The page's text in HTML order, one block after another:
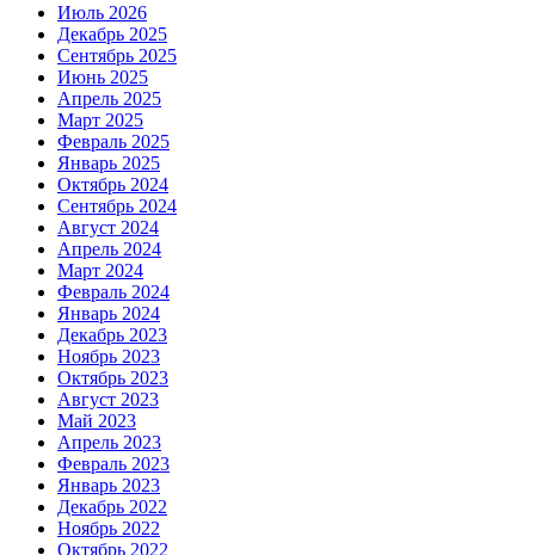
Июль 2026
Декабрь 2025
Сентябрь 2025
Июнь 2025
Апрель 2025
Март 2025
Февраль 2025
Январь 2025
Октябрь 2024
Сентябрь 2024
Август 2024
Апрель 2024
Март 2024
Февраль 2024
Январь 2024
Декабрь 2023
Ноябрь 2023
Октябрь 2023
Август 2023
Май 2023
Апрель 2023
Февраль 2023
Январь 2023
Декабрь 2022
Ноябрь 2022
Октябрь 2022